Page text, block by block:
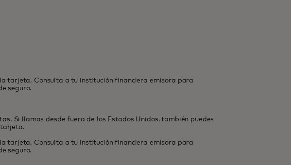
tarjeta. Consulta a tu institución financiera emisora para
seguro.
Si llamas desde fuera de los Estados Unidos, también puedes
tarjeta.
tarjeta. Consulta a tu institución financiera emisora para
seguro.